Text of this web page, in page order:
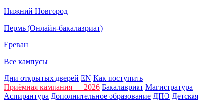
Нижний Новгород
Пермь (Онлайн-бакалавриат)
Ереван
Все кампусы
Дни открытых дверей EN Как поступить
Приёмная кампания — 2026 Бакалавриат Магистратура
Аспирантура Дополнительное образование ДПО Детская